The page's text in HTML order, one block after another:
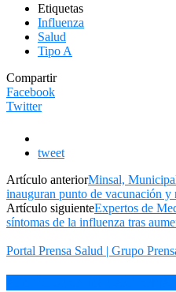
Etiquetas
Influenza
Salud
Tipo A
Compartir
Facebook
Twitter
tweet
Artículo anteriorMinsal,
inauguran punto de vacunación y
Artículo siguienteExpertos de
síntomas de la influenza tras
Portal Prensa Salud | Grupo